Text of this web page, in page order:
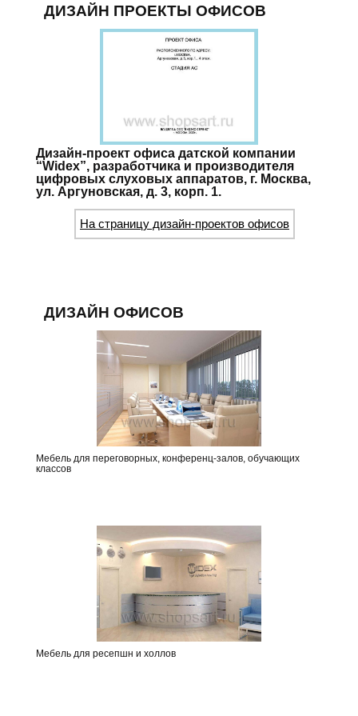
ДИЗАЙН ПРОЕКТЫ ОФИСОВ
Дизайн-проект офиса датской компании
“Widex”, разработчика и производителя
цифровых слуховых аппаратов, г. Москва,
ул. Аргуновская, д. 3, корп. 1.
На страницу дизайн-проектов офисов
ДИЗАЙН ОФИСОВ
Мебель для переговорных, конференц-залов, обучающих
классов
Мебель для ресепшн и холлов